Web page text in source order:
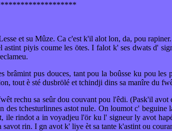
et su Mûze. Ca c'est k'il alot lon, da, pou
piyis coume les ötes. I falot k' ses dwats d'
pus douces, tant pou la boûsse ku pou les
tout è sté dusbrölé et tchindji dins sa manîre du
rechu sa seûr dou couvant pou l'êdi. (Pask'il avot
tchesturlinnes astot nule. On loumot c' beguine
rindot a in voyadjeu l'ör ku l' signeur ly avot
rin. I gn avot k' liye èt sa tante k'astint ou